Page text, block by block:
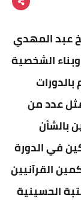
عبد المهدي
وبناء الشخصية
عدد من
بالشأن
في الدورة
القرآنيين
الحسينية